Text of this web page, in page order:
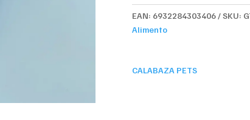
para
Gato
Sabor
cantidad
EAN: 6932284303406 SKU:
Alimento
CALABAZA PETS